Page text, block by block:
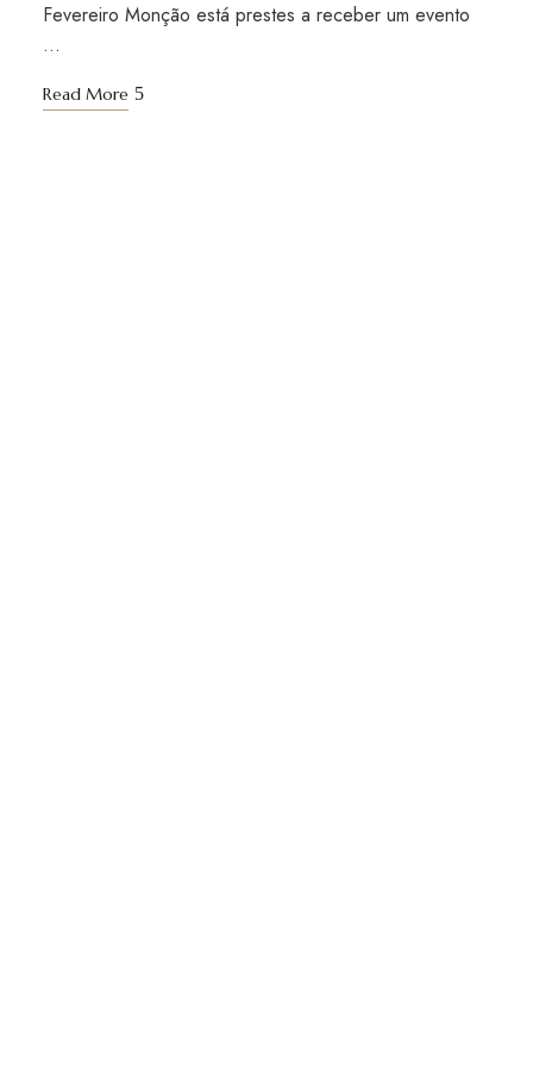
Fevereiro Monção está prestes a receber um evento
…
Read More